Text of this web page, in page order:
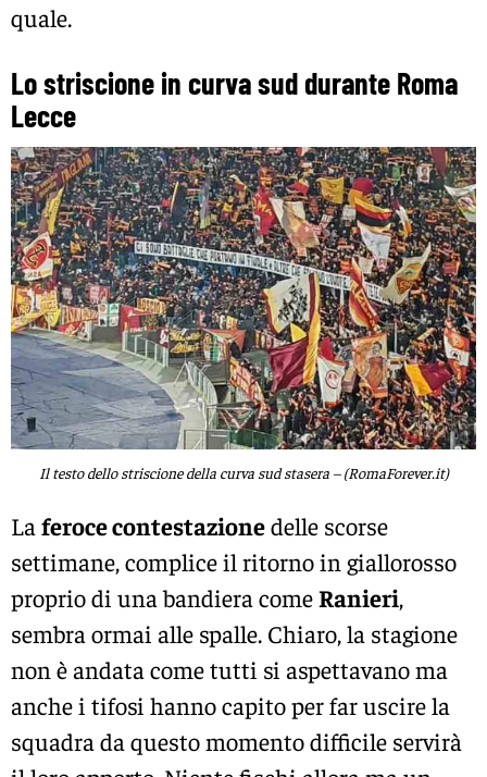
quale.
Lo striscione in curva sud durante Roma
Lecce
Il testo dello striscione della curva sud stasera – (RomaForever.it)
La feroce contestazionedelle scorse
settimane, complice il ritorno in giallorosso
proprio di una bandiera comeRanieri,
sembra ormai alle spalle. Chiaro, la stagione
non è andata come tutti si aspettavano ma
anche i tifosi hanno capito per far uscire la
squadra da questo momento difficile servirà